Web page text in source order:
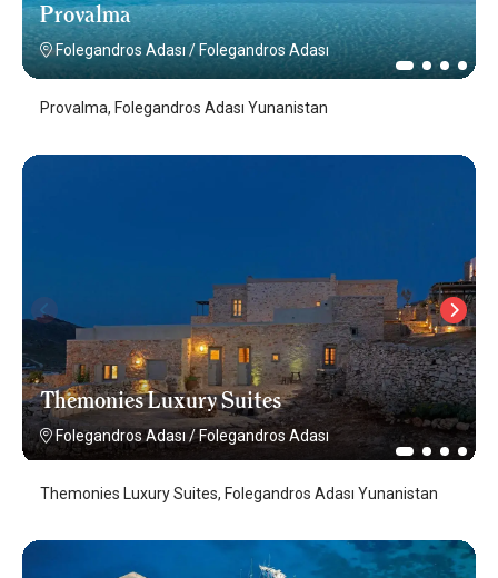
Provalma
Folegandros Adası / Folegandros Adası
Provalma, Folegandros Adası Yunanistan
Themonies Luxury Suites
Folegandros Adası/ Folegandros Adası
Themonies Luxury Suites, Folegandros Adası Yunanistan